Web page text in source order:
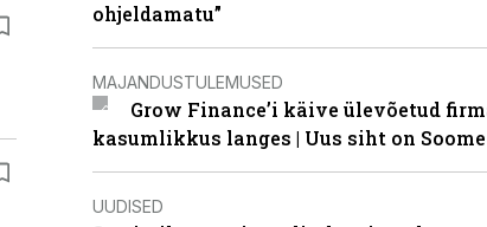
ohjeldamatu”
MAJANDUSTULEMUSED
Grow Finance’i käive ülevõetud
kasumlikkus langes | Uus siht on
UUDISED